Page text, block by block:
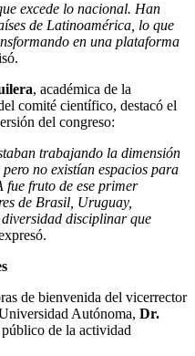
excede lo nacional. Han
de Latinoamérica, lo que
en una plataforma
, académica de la
comité científico, destacó el
del congreso:
trabajando la dimensión
no existían espacios para
fue fruto de ese primer
de Brasil, Uruguay,
disciplinar que
de bienvenida del vicerrector
Autónoma, Dr.
de la actividad